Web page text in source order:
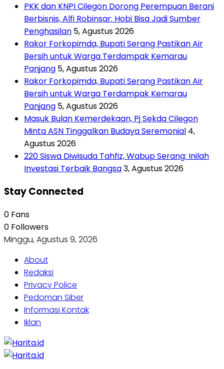
PKK dan KNPI Cilegon Dorong Perempuan Berani
Berbisnis, Alfi Robinsar: Hobi Bisa Jadi Sumber
Penghasilan 5, Agustus 2026
Rakor Forkopimda, Bupati Serang Pastikan Air
Bersih untuk Warga Terdampak Kemarau
Panjang 5, Agustus 2026
Rakor Forkopimda, Bupati Serang Pastikan Air
Bersih untuk Warga Terdampak Kemarau
Panjang 5, Agustus 2026
Masuk Bulan Kemerdekaan, Pj Sekda Cilegon
Minta ASN Tinggalkan Budaya Seremonial 4,
Agustus 2026
220 Siswa Diwisuda Tahfiz, Wabup Serang: Inilah
Investasi Terbaik Bangsa3, Agustus 2026
Stay Connected
0 Fans
0 Followers
Minggu, Agustus 9, 2026
About
Redaksi
Privacy Police
Pedoman Siber
Informasi Kontak
Iklan